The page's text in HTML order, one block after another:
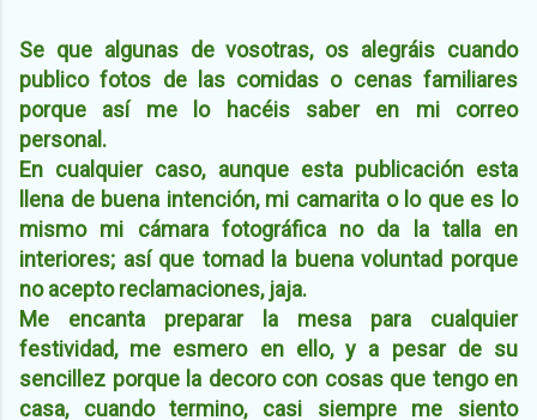
Se que algunas de vosotras, os alegráis cuando
publico fotos de las comidas o cenas familiares
porque así me lo hacéis saber en mi correo
personal.
En cualquier caso, aunque esta publicación esta
llena de buena intención, mi camarita o lo que es lo
mismo mi cámara fotográfica no da la talla en
interiores; así que tomad la buena voluntad porque
no acepto reclamaciones, jaja.
Me encanta preparar la mesa para cualquier
festividad, me esmero en ello, y a pesar de su
sencillez porque la decoro con cosas que tengo en
casa, cuando termino, casi siempre me siento